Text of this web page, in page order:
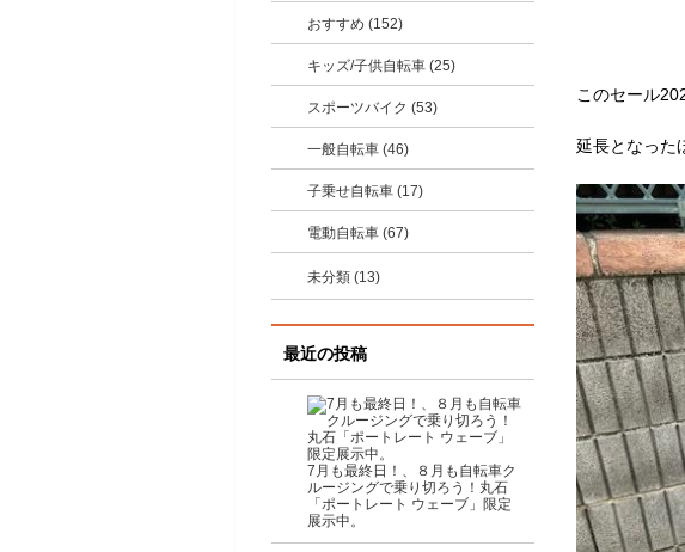
このセール
延長となった
おすすめ (152)
キッズ/子供自転車 (25)
スポーツバイク (53)
一般自転車 (46)
子乗せ自転車 (17)
電動自転車 (67)
未分類 (13)
最近の投稿
7月も最終日！、８月も自転車ク
ルージングで乗り切ろう！丸石
「ポートレート ウェーブ」限定
展示中。